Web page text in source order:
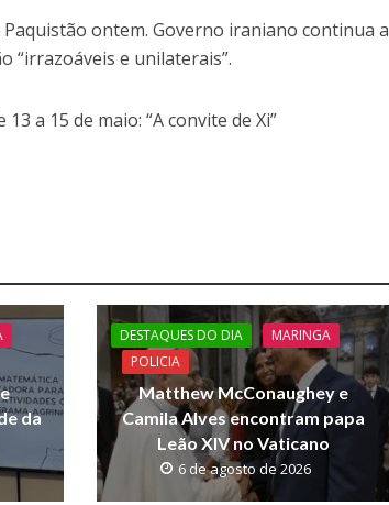
ontem. Governo iraniano continua a
“irrazoáveis e unilaterais”.
a 15 de maio: “A convite de Xi”
da
DESTAQUES DO DIA
MARINGA
POLICIA
Matthew McConaughey e
Camila Alves encontram papa
Leão XIV no Vaticano
6 de agosto de 2026